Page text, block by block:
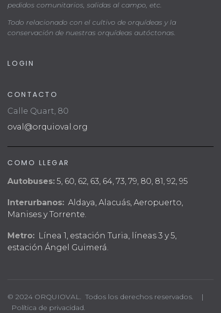
pedidos comunitarios, salidas al campo, etc.
Todo relacionado con el cultivo de orquídeas y la
conservación de nuestras orquídeas autóctonas.
LOGIN
CONTACTO
Calle Quart, 80
oval@orquioval.org
COMO LLEGAR
Autobuses: 5, 60, 62, 63, 64, 73, 79, 80, 81, 92, 95
Interurbanos: Aldaya, Alacuás, Aeropuerto,
Manises y Torrente.
Metro: Línea 1, estación Turia, líneas 3 y 5,
estación Ángel Guimerá.
© 2024 ORQUIOVAL. Todos los derechos reservados. |
Política de privacidad.